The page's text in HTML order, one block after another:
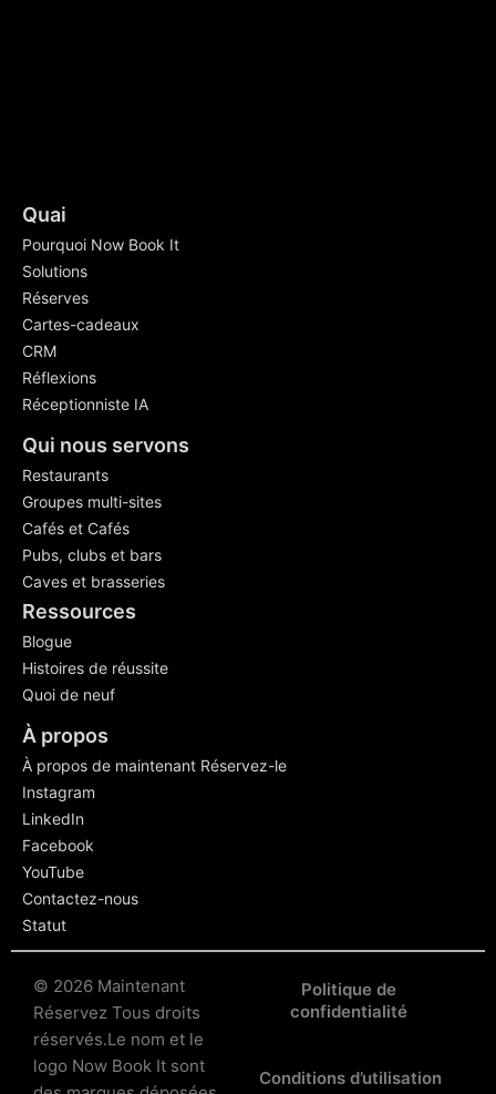
Quai
Pourquoi Now Book It
Solutions
Réserves
Cartes-cadeaux
CRM
Réflexions
Réceptionniste IA
Qui nous servons
Restaurants
Groupes multi-sites
Cafés et Cafés
Pubs, clubs et bars
Caves et brasseries
Ressources
Blogue
Histoires de réussite
Quoi de neuf
À propos
À propos de maintenant Réservez-le
Instagram
LinkedIn
Facebook
YouTube
Contactez-nous
Statut
© 2026 Maintenant
Réservez Tous droits
réservés.Le nom et le
logo Now Book It sont
Conditions d’utilisation
Politique de
confidentialité